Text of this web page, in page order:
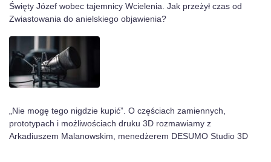
Święty Józef wobec tajemnicy Wcielenia. Jak przeżył czas od
Zwiastowania do anielskiego objawienia?
„Nie mogę tego nigdzie kupić”. O częściach zamiennych,
prototypach i możliwościach druku 3D rozmawiamy z
Arkadiuszem Malanowskim, menedżerem DESUMO Studio 3D